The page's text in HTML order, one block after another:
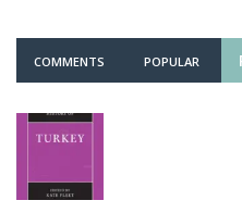
POPULAR
COMMENTS